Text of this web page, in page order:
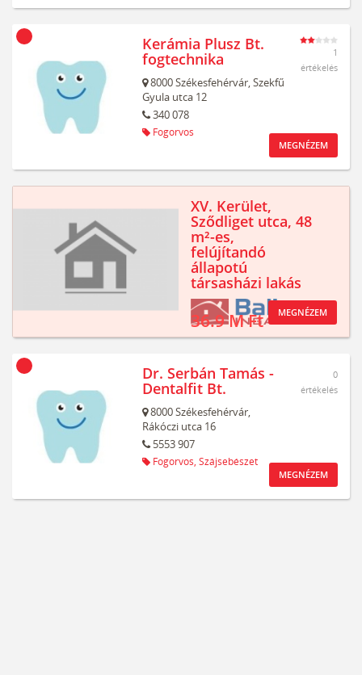
Kerámia Plusz Bt.
fogtechnika
8000Székesfehérvár,Szekfű
Gyula utca 12
340 078
Fogorvos
1
értékelés
MEGNÉZEM
XV. Kerület,
Sződliget utca, 48
m²-es,
felújítandó
állapotú
társasházi lakás
36.9 M Ft MEGNÉZEM
Dr. Serbán Tamás -
Dentalfit Bt.
8000Székesfehérvár,
Rákóczi utca 16
5553 907
Fogorvos, Szájsebészet
0
értékelés
MEGNÉZEM